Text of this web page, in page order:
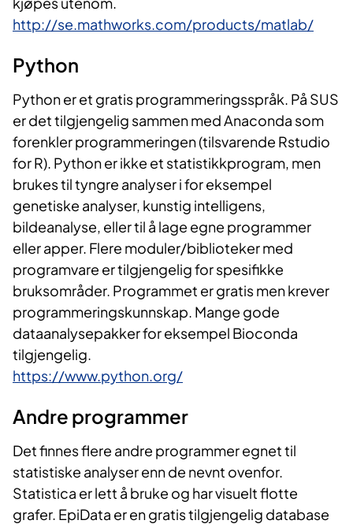
http://se.mathworks.com/products/matlab/
Pyth​on
Python er et gratis programmeringsspråk. På SUS
er det tilgjengelig sammen med Anaconda som
forenkler programmeringen (tilsvarende Rstudio
for R). Python er ikke et statistikkprogram, men
brukes til tyngre analyser i for eksempel
genetiske analyser, kunstig intelligens,
bildeanalyse, eller til å lage egne programmer
eller apper. Flere moduler/biblioteker med
programvare er tilgjengelig for spesifikke
bruksområder. Programmet er gratis men krever
programmeringskunnskap. Mange gode
dataanalysepakker for eksempel Bioconda
tilgjengelig.
https://www.python.org/
Andre progr​​ammer
Det finnes flere andre programmer egnet til
statistiske analyser enn de nevnt ovenfor.
Statistica er lett å bruke og har visuelt flotte
grafer. EpiData er en gratis tilgjengelig database